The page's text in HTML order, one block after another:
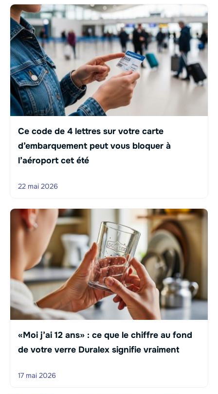
Ce code de 4 lettres sur votre carte
d’embarquement peut vous bloquer à
l’aéroport cet été
22 mai 2026
«Moi j’ai 12 ans» : ce que le chiffre au fond
de votre verre Duralex signifie vraiment
17 mai 2026